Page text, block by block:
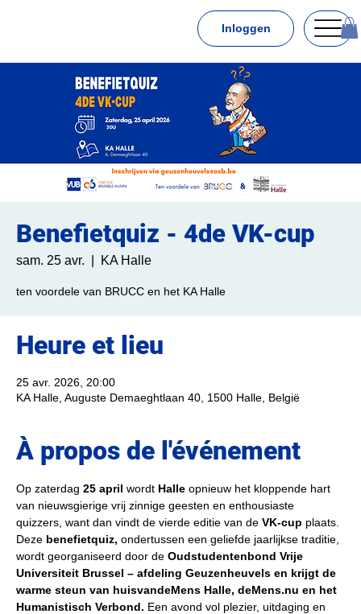
Inloggen
Benefietquiz - 4de VK-cup
sam. 25 avr. KA Halle
ten voordele van BRUCC en het KA Halle
Heure et lieu
25 avr. 2026, 20:00
KA Halle, Auguste Demaeghtlaan 40, 1500 Halle, België
À propos de l'événement
Op zaterdag 25 april wordt Halle opnieuw het kloppende hart
van nieuwsgierige vrij zinnige geesten en enthousiaste
quizzers, want dan vindt de vierde editie van de VK-cup plaats.
Deze benefietquiz, ondertussen een geliefde jaarlijkse traditie,
wordt georganiseerd door de Oudstudentenbond Vrije
Universiteit Brussel – afdeling Geuzenheuvels en krijgt de
warme steun van huisvandeMens Halle, deMens.nu en het
Humanistisch Verbond. Een avond vol plezier, uitdaging en